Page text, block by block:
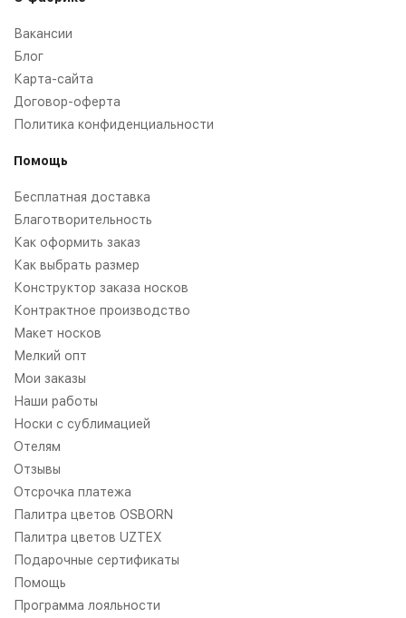
Вакансии
Блог
Карта-сайта
Договор-оферта
Политика конфиденциальности
Помощь
Бесплатная доставка
Благотворительность
Как оформить заказ
Как выбрать размер
Конструктор заказа носков
Контрактное производство
Макет носков
Мелкий опт
Мои заказы
Наши работы
Носки с сублимацией
Отелям
Отзывы
Отсрочка платежа
Палитра цветов OSBORN
Палитра цветов UZTEX
Подарочные сертификаты
Помощь
Программа лояльности